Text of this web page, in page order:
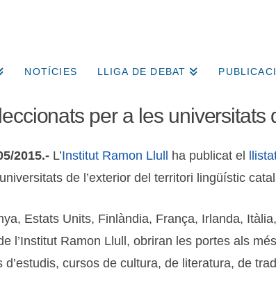
NOTÍCIES LLIGA DE DEBAT
per a les universitats
2015.- L’Institut Ramon Llull ha publicat el
de l’exterior del territori lingüístic
Estats Units, Finlàndia, França, Irlanda,
l’Institut Ramon Llull, obriran les portes als
cursos de cultura, de literatura, de